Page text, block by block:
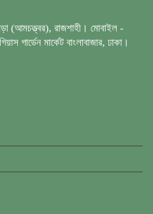
(আমচত্ত্বর), রাজশাহী। মোবাইল -
গার্ডেন মার্কেট বাংলাবাজার, ঢাকা।